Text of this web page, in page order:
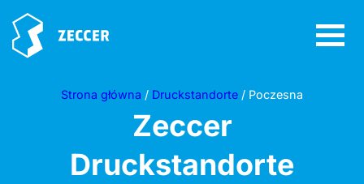
Strona główna / Druckstandorte / Poczesna
Zeccer
Druckstandorte